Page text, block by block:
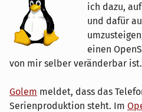
ich dazu,
und dafür
einen
von mir selber veränderbar ist.
Golem meldet, dass das
Serienproduktion steht. Im